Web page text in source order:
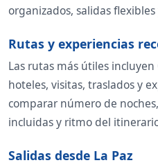
organizados, salidas
Rutas y experiencias
Las rutas más útiles
hoteles, visitas, traslados y
comparar número de
incluidas y ritmo del
Salidas desde La Paz